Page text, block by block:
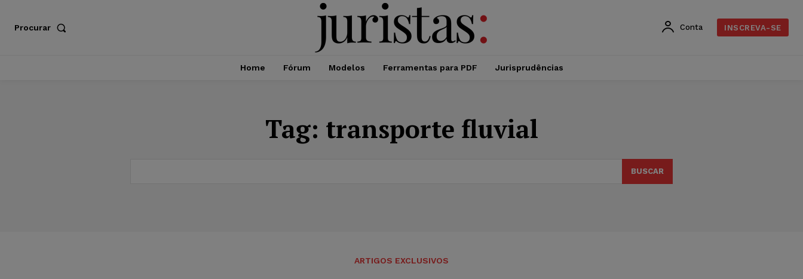
Procurar Conta INSCREVA-SE
Home Fórum Modelos Ferramentas para PDF Jurisprudências
Tag: transporte fluvial
BUSCAR
ARTIGOS EXCLUSIVOS